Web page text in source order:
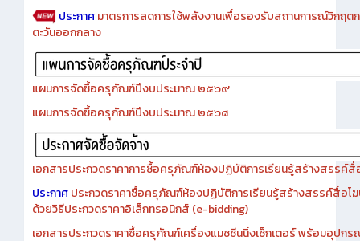
ประกาศผลการคัดเลือกนักเรียนเพื่อรับทุนกองทุนเพื่อความเสมอ
ประกาศมาตรการลดการใช้พลังงานเพื่อรองรับสถานการณ์วิกฤ
ตะวันออกกลาง
แผนการจัดซื้อครุภัณฑ์ปีงบประมาณ ๒๕๖๙
แผนการจัดซื้อครุภัณฑ์ปีงบประมาณ ๒๕๖๘
เอกสารประกวดราคาการซื้อครุภัณฑ์ห้องปฏิบัติการเรียนรู้สร้างสรรค์
ประกาศ ประกวดราคาซื้อครุภัณฑ์ห้องปฏิบัติการเรียนรู้สร้างสรรค์สื่อโ
ด้วยวิธีประกวดราคาอิเล็กทรอนิกส์ (e-bidding)